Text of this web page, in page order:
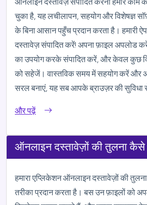
चुका है, यह लचीलापन, सहयोग और विशेषज्ञ
के बिना आसान पहुँच प्रदान करता है। हमारी
दस्तावेज़ संपादित करें! अपना फ़ाइल अपलोड
का उपयोग करके संपादित करें, और केवल कुछ
को सहेजें। वास्तविक समय में सहयोग करें और
सरल बनाएं, यह सब आपके ब्राउज़र की सुविधा
और पढ़ें
ऑनलाइन दस्तावेज़ों की तुलना
हमारा एप्लिकेशन ऑनलाइन दस्तावेज़ों की
तरीका प्रदान करता है। बस उन फ़ाइलों को